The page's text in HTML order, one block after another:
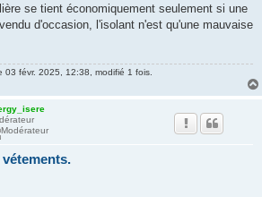
se tient économiquement seulement si une
d'occasion, l'isolant n'est qu'une mauvaise
03 févr. 2025, 12:38, modifié 1 fois.